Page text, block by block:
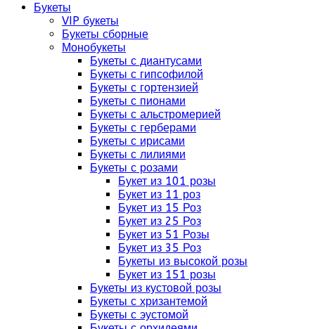
Букеты
VIP букеты
Букеты сборные
Монобукеты
Букеты с диантусами
Букеты с гипсофилой
Букеты с гортензией
Букеты с пионами
Букеты с альстромерией
Букеты с герберами
Букеты с ирисами
Букеты с лилиями
Букеты с розами
Букет из 101 розы
Букет из 11 роз
Букет из 15 Роз
Букет из 25 Роз
Букет из 51 Розы
Букет из 35 Роз
Букеты из высокой розы
Букет из 151 розы
Букеты из кустовой розы
Букеты с хризантемой
Букеты с эустомой